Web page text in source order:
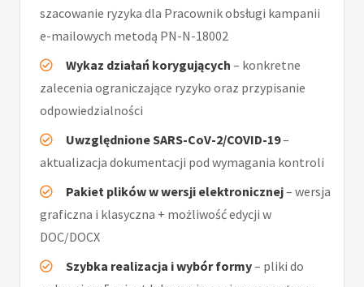
szacowanie ryzyka dla Pracownik obsługi kampanii
e-mailowych metodą PN-N-18002
Wykaz działań korygujących – konkretne
zalecenia ograniczające ryzyko oraz przypisanie
odpowiedzialności
Uwzględnione SARS-CoV-2/COVID-19–
aktualizacja dokumentacji pod wymagania kontroli
Pakiet plików w wersji elektronicznej– wersja
graficzna i klasyczna + możliwość edycji w
DOC/DOCX
Szybka realizacja i wybór formy– pliki do